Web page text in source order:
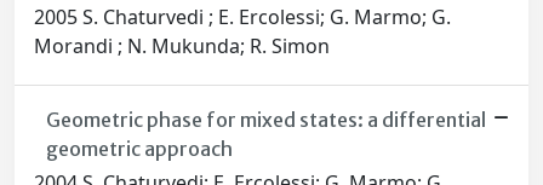
2005 S. Chaturvedi ; E. Ercolessi; G. Marmo; G.
Morandi ; N. Mukunda; R. Simon
Geometric phase for mixed states: a differential
geometric approach